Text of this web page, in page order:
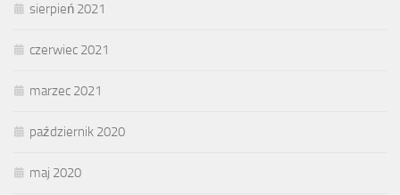
sierpień 2021
czerwiec 2021
marzec 2021
październik 2020
maj 2020